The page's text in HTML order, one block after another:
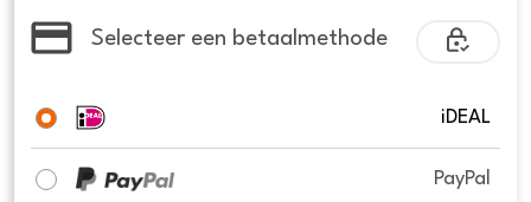
Selecteer een betaalmethode
iDEAL
PayPal